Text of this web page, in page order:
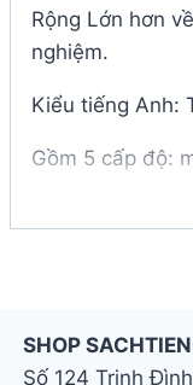
Rộng Lớn hơn
nghiệm.
Kiểu tiếng Anh:
Gồm 5 cấp độ:
72–120 giờ
Phù hợp cho
SHOP
Số 124 Trịnh